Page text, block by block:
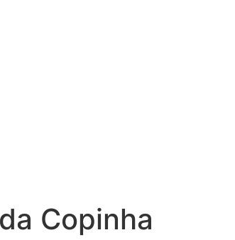
Copinha